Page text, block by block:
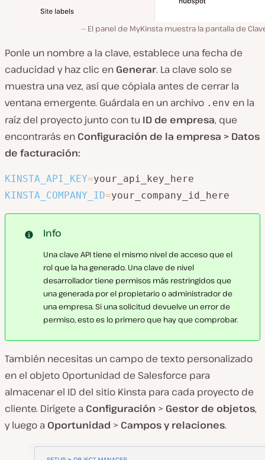
El panel de MyKinsta muestra la pantalla de
Ponle un nombre a la clave, establece una fecha de
caducidad y haz clic en Generar. La clave solo se
muestra una vez, así que cópiala antes de cerrar la
ventana emergente. Guárdala en un archivo .env en la
raíz del proyecto junto con tu ID de empresa, que
encontrarás en Configuración de la empresa > Datos
de facturación:
KINSTA_API_KEY=
KINSTA_COMPANY_ID=
Info
Una clave API tiene el mismo nivel de acceso que el
rol que la ha generado. Una clave de nivel
desarrollador tiene permisos más restringidos que
una generada por el propietario o administrador de
una empresa. Si una solicitud devuelve un error de
permiso, esto es lo primero que hay que comprobar.
También necesitas un campo de texto personalizado
en el objeto Oportunidad de Salesforce para
almacenar el ID del sitio Kinsta para cada proyecto de
cliente. Dirígete a Configuración > Gestor de objetos,
y luego a Oportunidad > Campos y relaciones.